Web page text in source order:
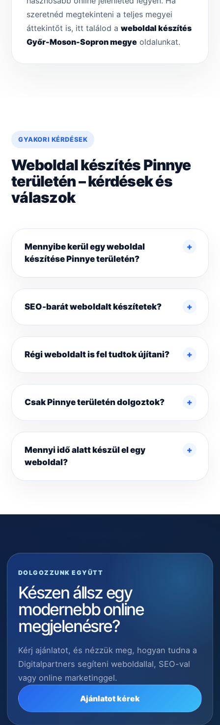
szeretnéd megtekinteni a teljes megyei
áttekintőt is, itt találod a weboldal készítés
Győr-Moson-Sopron megye oldalunkat.
GYAKORI KÉRDÉSEK
Weboldal készítés Pinnye
területén – kérdések és
válaszok
Mennyibe kerül egy weboldal
készítése Pinnye területén?
SEO-barát weboldalt készítetek?
Régi weboldalt is fel tudtok újítani?
Csak Pinnye területén dolgoztok?
Mennyi idő alatt készül el egy
weboldal?
DOLGOZZUNK EGYÜTT
Készen állsz egy
modernebb online
megjelenésre?
Kérj ajánlatot, és nézzük meg, hogyan tudna a
Digitalpartners segíteni weboldallal, SEO-val
vagy online marketinggel.
Ajánlatot kérek